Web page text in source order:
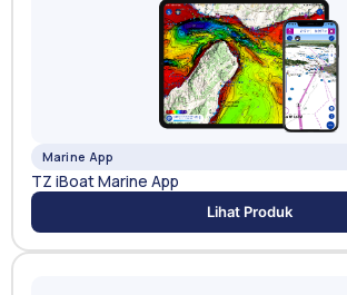
Marine App
TZ iBoat Marine App
Lihat Produk